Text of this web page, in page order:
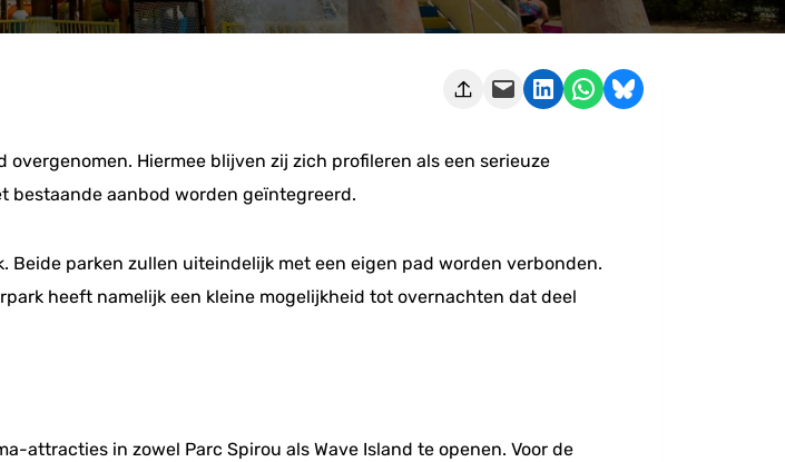
Deze pagina e-mailen Delen op LinkedIn Delen via WhatsApp Share on Bluesky
Hiermee blijven zij zich profileren als een serieuze
bestaande aanbod worden geïntegreerd.
parken zullen uiteindelijk met een eigen pad worden verbonden.
heeft namelijk een kleine mogelijkheid tot overnachten dat deel
attracties in zowel Parc Spirou als Wave Island te openen. Voor de